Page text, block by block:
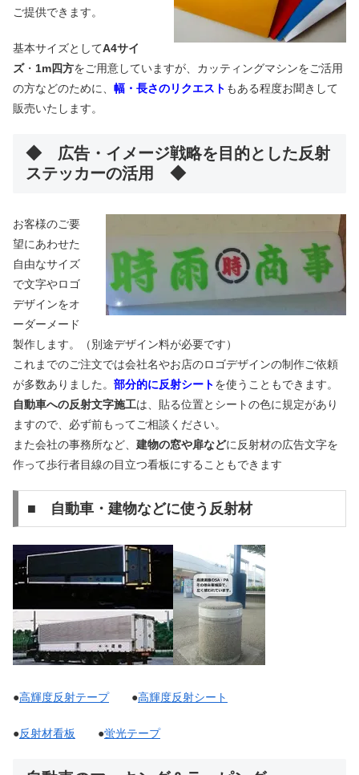
ご提供できます。
基本サイズとしてA4サイ
ズ・ 1m四方をご用意していますが、カッティングマシンをご活用
の方などのために、 幅・長さのリクエスト もある程度お聞きして
販売いたします。
◆ 広告・イメージ戦略を目的とした反射
ステッカーの活用 ◆
お客様のご要
望にあわせた
自由なサイズ
で文字やロゴ
デザインをオ
ーダーメード
製作します。（別途デザイン料が必要です）
これまでのご注文では会社名やお店のロゴデザインの制作ご依頼
が多数ありました。 部分的に反射シートを使うこともできます。
自動車への反射文字施工は、貼る位置とシートの色に規定があり
ますので、必ず前もってご相談ください。
また会社の事務所など、 建物の窓や扉などに反射材の広告文字を
作って歩行者目線の目立つ看板にすることもできます
■ 自動車・建物などに使う反射材
●高輝度反射テープ●高輝度反射シート
●反射材看板 ●蛍光テープ